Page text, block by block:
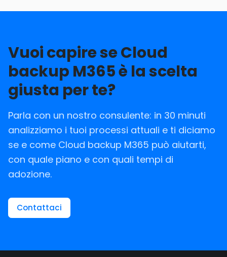
Vuoi capire se Cloud
backup M365 è la scelta
giusta per te?
Parla con un nostro consulente: in 30 minuti
analizziamo i tuoi processi attuali e ti diciamo
se e come Cloud backup M365 può aiutarti,
con quale piano e con quali tempi di
adozione.
Contattaci